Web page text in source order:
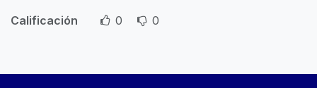
Calificación
0 0